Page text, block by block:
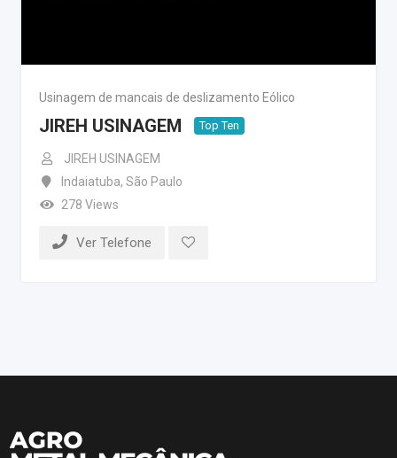
Usinagem de mancais de deslizamento Eólico
JIREH USINAGEM Top Ten
JIREH USINAGEM
Indaiatuba, São Paulo
278 Views
Ver Telefone